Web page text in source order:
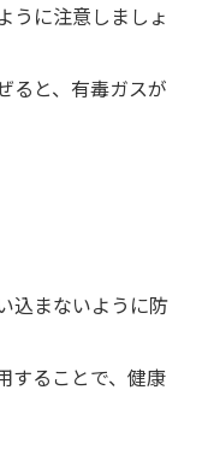
うに注意しましょ
ると、有毒ガスが
込まないように防
することで、健康